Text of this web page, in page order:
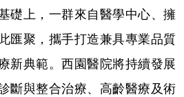
礎上，一群來自醫學中心、擁
匯聚，攜手打造兼具專業品質
新典範。西園醫院將持續發展
斷與整合治療、高齡醫療及術